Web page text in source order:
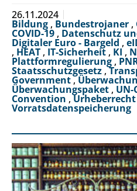
26.11.2024
Bildung , Bundestrojaner ,
COVID-19 , Datenschutz
Digitaler Euro - Bargeld ,
, HEAT , IT-Sicherheit , KI ,
Plattformregulierung ,
Staatsschutzgesetz ,
Government,
Überwachungspaket , UN-
Convention ,Urheberrecht
Vorratsdatenspeicherung